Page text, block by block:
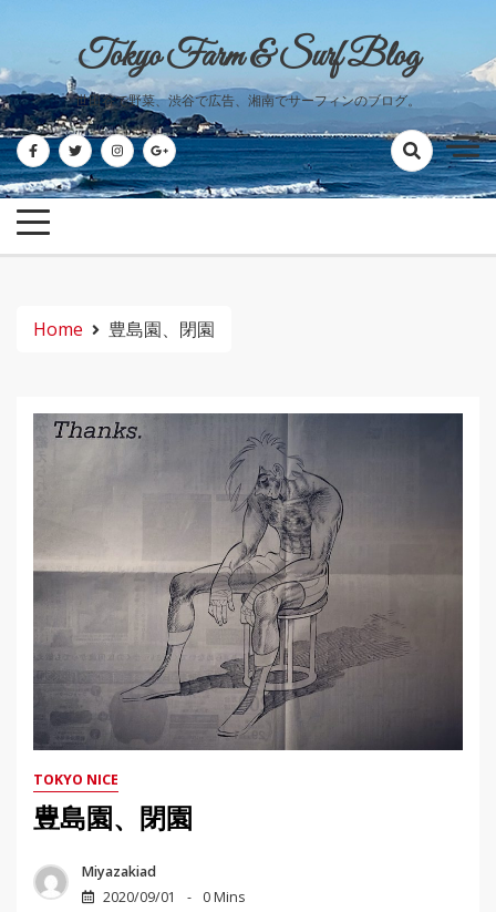
content
Tokyo Farm & Surf Blog
世田谷で野菜、渋谷で広告、湘南でサーフィンのブログ。
Home 豊島園、閉園
TOKYO NICE
豊島園、閉園
Miyazakiad
2020/09/01
0 Mins